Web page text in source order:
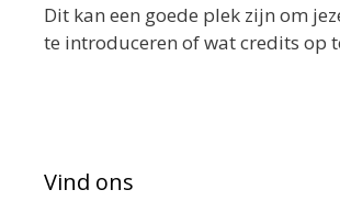
Dit kan een goede plek zijn om
te introduceren of wat credits op
Vind ons